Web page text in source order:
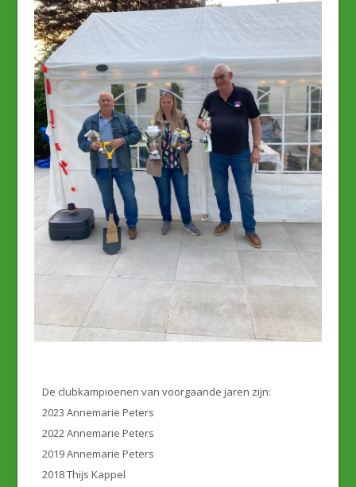
De clubkampioenen van voorgaande jaren zijn:
2023 Annemarie Peters
2022 Annemarie Peters
2019 Annemarie Peters
2018 Thijs Kappel